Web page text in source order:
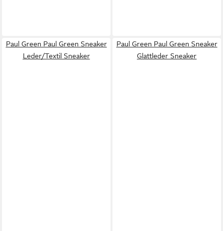
Paul Green Paul Green Sneaker
Leder/Textil Sneaker
Paul Green Paul Green Sneaker
Glattleder Sneaker